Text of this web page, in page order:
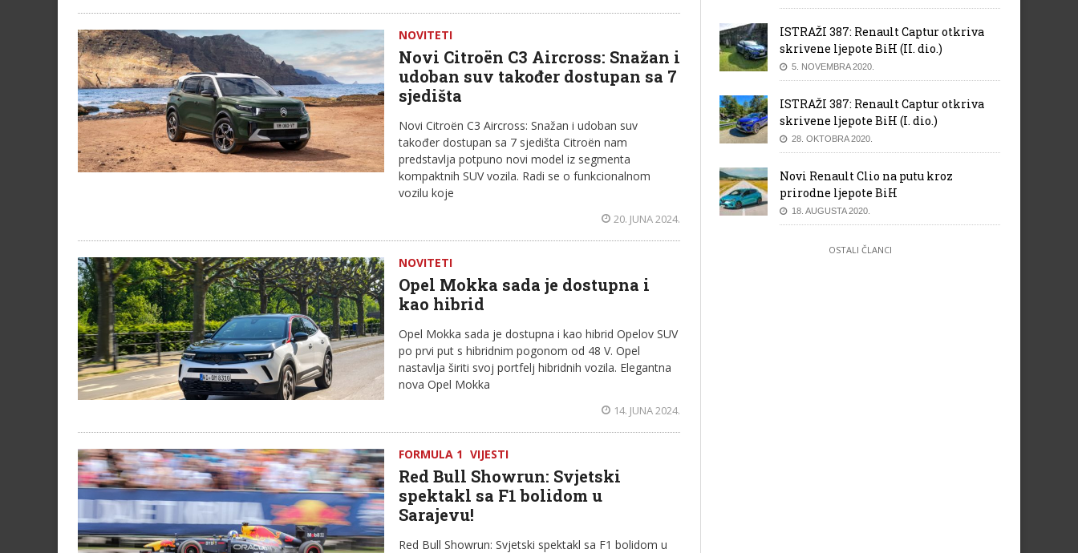
NOVITETI
Novi Citroën C3 Aircross: Snažan i
udoban suv također dostupan sa 7
sjedišta
Novi Citroën C3 Aircross: Snažan i udoban suv
također dostupan sa 7 sjedišta Citroën nam
predstavlja potpuno novi model iz segmenta
kompaktnih SUV vozila. Radi se o funkcionalnom
vozilu koje
20. JUNA 2024.
NOVITETI
Opel Mokka sada je dostupna i
kao hibrid
Opel Mokka sada je dostupna i kao hibrid Opelov SUV
po prvi put s hibridnim pogonom od 48 V. Opel
nastavlja širiti svoj portfelj hibridnih vozila. Elegantna
nova Opel Mokka
14. JUNA 2024.
FORMULA 1 VIJESTI
Red Bull Showrun: Svjetski
spektakl sa F1 bolidom u
Sarajevu!
Red Bull Showrun: Svjetski spektakl sa F1 bolidom u
ISTRAŽI 387: Renault Captur otkriva
skrivene ljepote BiH (II. dio.)
5. NOVEMBRA 2020.
ISTRAŽI 387: Renault Captur otkriva
skrivene ljepote BiH (I. dio.)
28. OKTOBRA 2020.
Novi Renault Clio na putu kroz
prirodne ljepote BiH
18. AUGUSTA 2020.
OSTALI ČLANCI